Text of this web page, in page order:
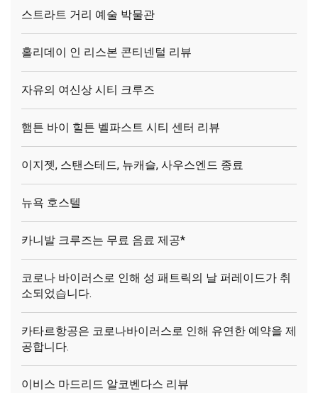
스트라트 거리 예술 박물관
홀리데이 인 리스본 콘티넨털 리뷰
자유의 여신상 시티 크루즈
햄튼 바이 힐튼 벨파스트 시티 센터 리뷰
이지젯, 스탠스테드, 뉴캐슬, 사우스엔드 종료
뉴욕 호스텔
카니발 크루즈는 무료 음료 제공*
코로나 바이러스로 인해 성 패트릭의 날 퍼레이드가 취
소되었습니다.
카타르항공은 코로나바이러스로 인해 유연한 예약을 제
공합니다.
이비스 마드리드 알코벤다스 리뷰